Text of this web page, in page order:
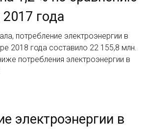
года
потребление электроэнергии в
2018 года составило 22 155,8 млн.
потребления электроэнергии в
электроэнергии в